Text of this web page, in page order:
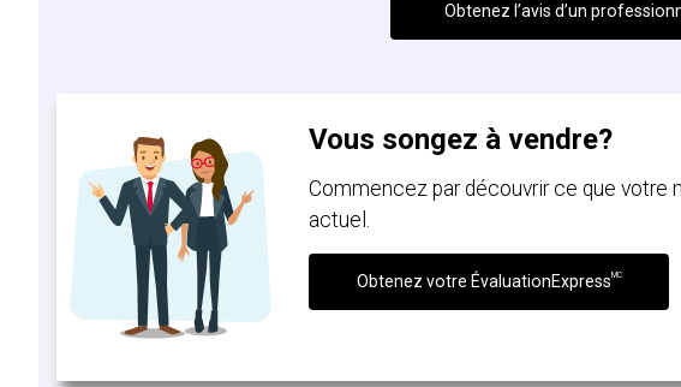
Obtenez l’avis d’un
Vous songez à vendre?
Commencez par découvrir ce que votre
actuel.
Obtenez votre ÉvaluationExpressMC